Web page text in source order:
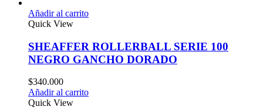
Añadir al carrito
Quick View
SHEAFFER ROLLERBALL SERIE 100
NEGRO GANCHO DORADO
$340.000
Añadir al carrito
Quick View